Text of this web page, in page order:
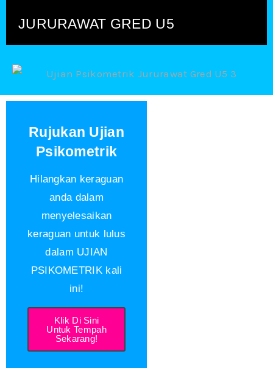
JURURAWAT GRED U5
Rujukan Ujian
Psikometrik
Hilangkan keraguan
anda dalam
menyelesaikan
keraguan untuk lulus
dalam UJIAN
PSIKOMETRIK kali
ini!
Klik Di Sini
Untuk Tempah
Sekarang!